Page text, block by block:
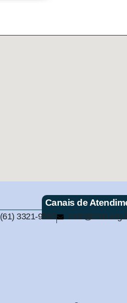
Canais de
(61) 3321-9563